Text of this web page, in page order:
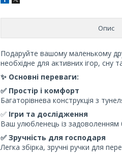
Опис
Подаруйте вашому маленькому
необхідне для активних ігор,
✨ Основні переваги:
✅ Простір і комфорт
Багаторівнева конструкція з
✅ Ігри та дослідження
Ваш улюбленець із задоволенням
✅ Зручність для господаря
Легка збірка, зручні ручки для